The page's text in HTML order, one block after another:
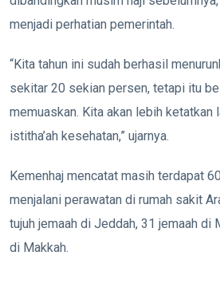
menjadi perhatian pemerintah.
“Kita tahun ini sudah berhasil
sekitar 20 sekian persen, tetapi itu
memuaskan. Kita akan lebih ketatkan
istitha’ah kesehatan,” ujarnya.
Kemenhaj mencatat masih terdapat
menjalani perawatan di rumah sakit
tujuh jemaah di Jeddah, 31 jemaah di
di Makkah.